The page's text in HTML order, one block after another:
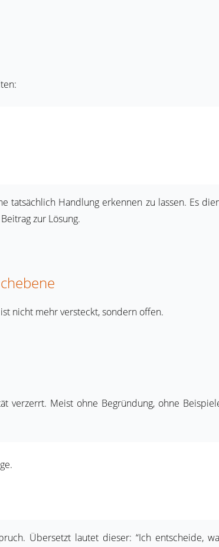
tatsächlich Handlung erkennen zu lassen. Es
zur Lösung.
nicht mehr versteckt, sondern offen.
verzerrt. Meist ohne Begründung, ohne
Übersetzt lautet dieser: “Ich entscheide,